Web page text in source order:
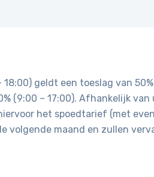
geldt een toeslag van 50%
(9:00 – 17:00). Afhankelijk
het spoedtarief (met
volgende maand en zullen